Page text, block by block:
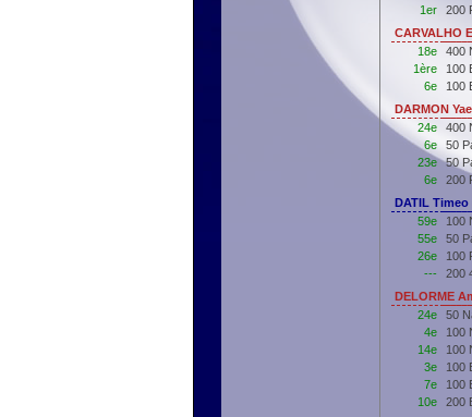
1er 200
CARVALHO
18e
400
1ère 100
6e 100
DARMON
24e
400
6e 50
23e 50
6e 200
DATIL Timeo
59e
100
55e 50
26e 100
--- 200
DELORME
24e
50
4e 100
14e 100
3e 100
7e 100
10e 200